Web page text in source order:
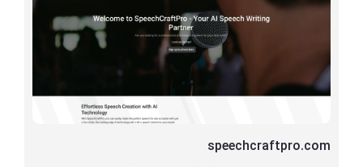
speechcraftpro.com